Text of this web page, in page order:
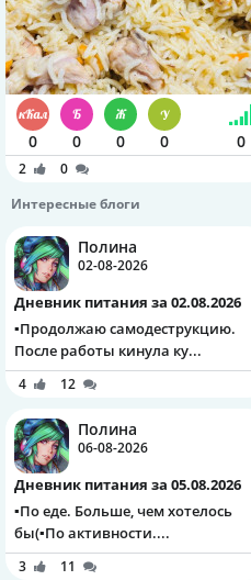
0 0 0 0 0
2
0
Интересные блоги
Полина
02-08-2026
Дневник питания за 02.08.2026
▪️Продолжаю самодеструкцию.
После работы кинула ку...
4 12
Полина
06-08-2026
Дневник питания за 05.08.2026
▪️По еде. Больше, чем хотелось
бы(▪️По активности....
3 11